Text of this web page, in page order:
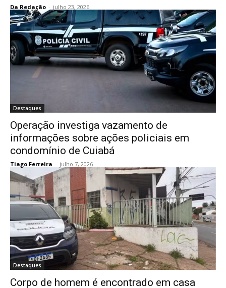
Da Redação - julho 23, 2026
Destaques
Operação investiga vazamento de
informações sobre ações policiais em
condomínio de Cuiabá
Tiago Ferreira - julho 7, 2026
Destaques
Corpo de homem é encontrado em casa